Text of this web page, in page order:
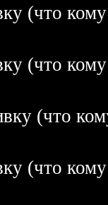
(что
(что
(что
(что